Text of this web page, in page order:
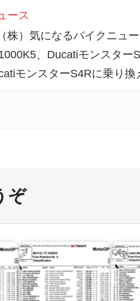
ュ
ー
ース
株）気になるバイクニュ
、Ducatiモンスター
モンスターS4Rに乗り換
ぞ